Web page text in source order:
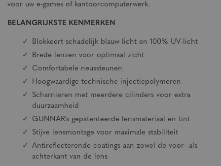
voor uw e-games of kantoorcomputerwerk.
BELANGRIJKSTE KENMERKEN
Blokkeert schadelijk blauw licht en 100% UV-licht
Brede lenzen voor optimaal zicht
Comfortabele neussteunen
Hoogwaardige technische injectiepolymeren
Scharnieren met meerdere cilinders voor extra
duurzaamheid
GUNNAR's gepatenteerde lensmateriaal en tint
Stijve lensmontage voor maximale stabiliteit
Antireflecterende coatings aan zowel de voor- als
achterkant van de lens